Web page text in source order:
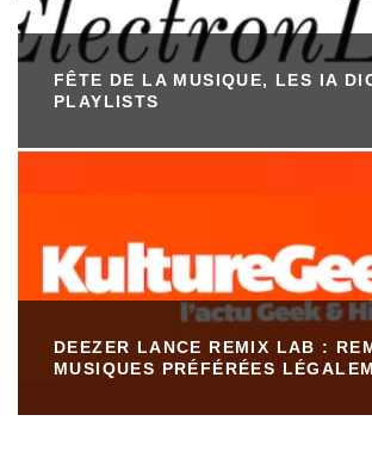
FÊTE DE LA MUSIQUE, LES IA
PLAYLISTS
DEEZER LANCE REMIX LAB :
MUSIQUES PRÉFÉRÉES